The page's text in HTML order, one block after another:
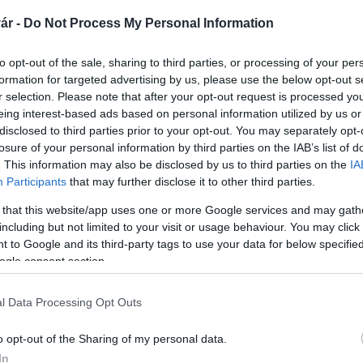
- Do Not Process My Personal Information
opt-out of the sale, sharing to third parties, or processing of your
for targeted advertising by us, please use the below opt-out
selection. Please note that after your opt-out request is processed
interest-based ads based on personal information utilized by us
to third parties prior to your opt-out. You may separately
of your personal information by third parties on the IAB’s list of
This information may also be disclosed by us to third parties on the
Participants that may further disclose it to other third parties.
that this website/app uses one or more Google services and may
but not limited to your visit or usage behaviour. You may
to Google and its third-party tags to use your data for below
consent section.
Data Processing Opt Outs
opt-out of the Sharing of my personal data.
iparűzési adót (hipa). De hétfő éjfélig
Adó- és Vámhivatal (NAV) kedden az
de sokaknak van még teendőjük. Június 2-ig 400
Ezek mintegy 30 százaléka érkezett be.
a számviteli beszámolókat is: ez utóbbit
elérhető Online Beszámoló és Űrlapkitöltő
azt a hivatal automatikusan továbbítja az
érkezett. A tájékoztatás szerint ez az első év,
is a NAV-hoz kell benyújtani. Ezt az ELMDIJ-
Nyomtatványkitöltő Alkalmazásban (ONYA) lehet
A bevallás benyújtását támogató technikai
elérhető.
a NAV akár egymillió forintos mulasztási bírságot is
"felejti el", még többet kockáztat: első